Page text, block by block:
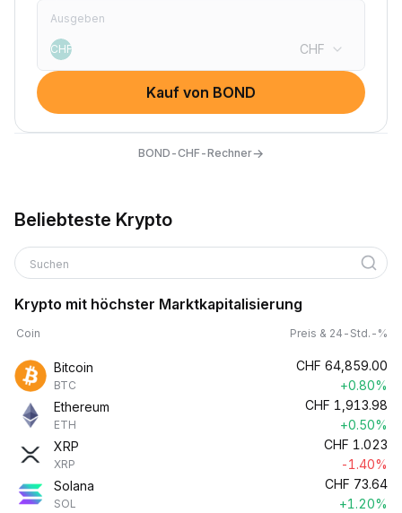
Ausgeben
CHF CHF
Kauf von BOND
BOND-CHF-Rechner→
Beliebteste Krypto
Suchen
Krypto mit höchster Marktkapitalisierung
Coin Preis & 24-Std.-%
Bitcoin
BTC
CHF 64,859.00
+0.80%
Ethereum
ETH
CHF 1,913.98
+0.50%
XRP
XRP
CHF 1.023
-1.40%
Solana
SOL
CHF 73.64
+1.20%